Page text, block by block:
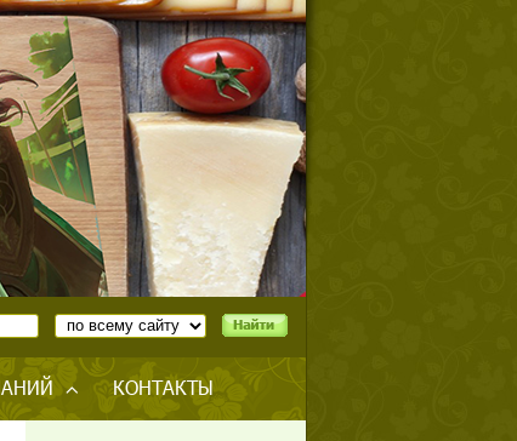
КОНТАКТЫ